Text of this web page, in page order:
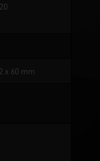
x 60 mm